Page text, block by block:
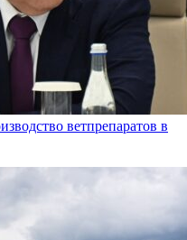
ветпрепаратов в